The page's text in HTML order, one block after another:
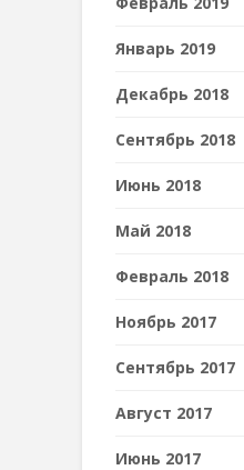
Январь 2019
Декабрь 2018
Сентябрь 2018
Июнь 2018
Май 2018
Февраль 2018
Ноябрь 2017
Сентябрь 2017
Август 2017
Июнь 2017